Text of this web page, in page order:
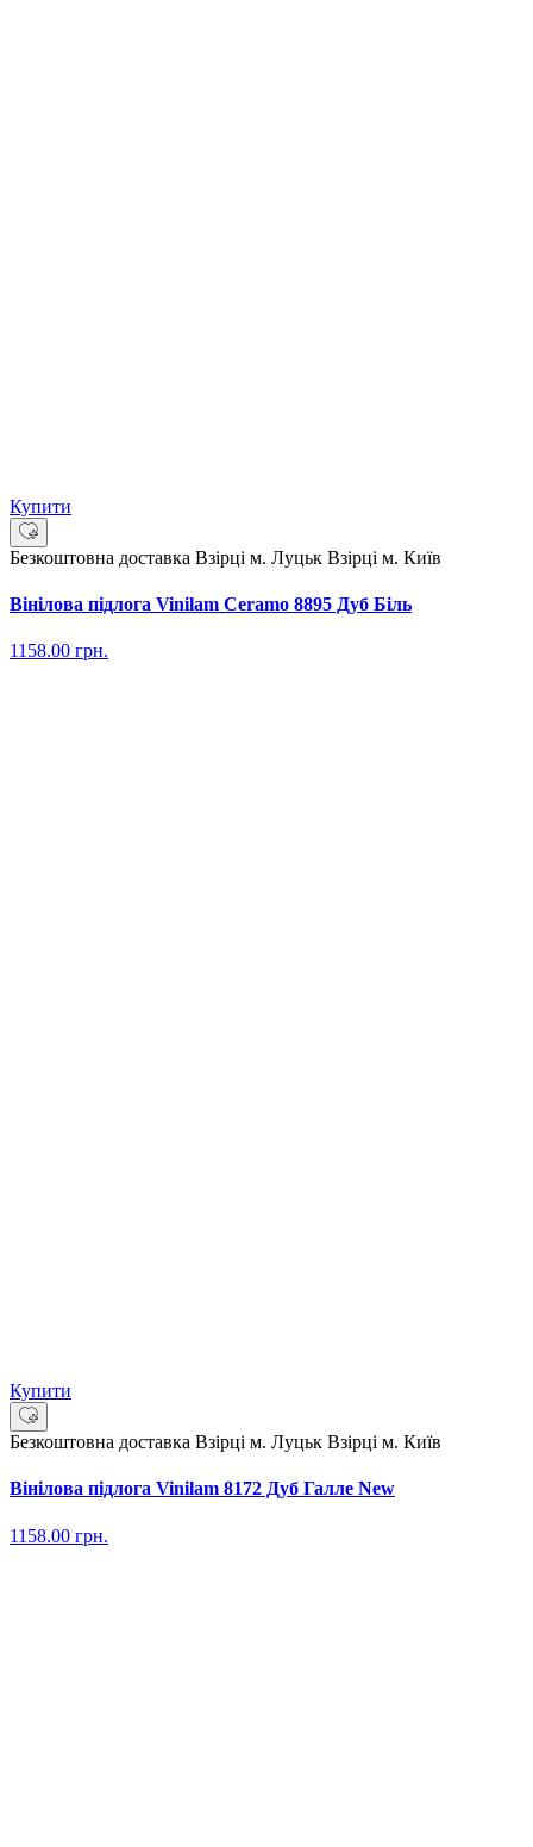
Купити
Безкоштовна доставка Взірці м. Луцьк Взірці м. Київ
Вінілова підлога Vinilam Ceramo 8895 Дуб Біль
1158.00 грн.
Купити
Безкоштовна доставка Взірці м. Луцьк Взірці м. Київ
Вінілова підлога Vinilam 8172 Дуб Галле New
1158.00 грн.